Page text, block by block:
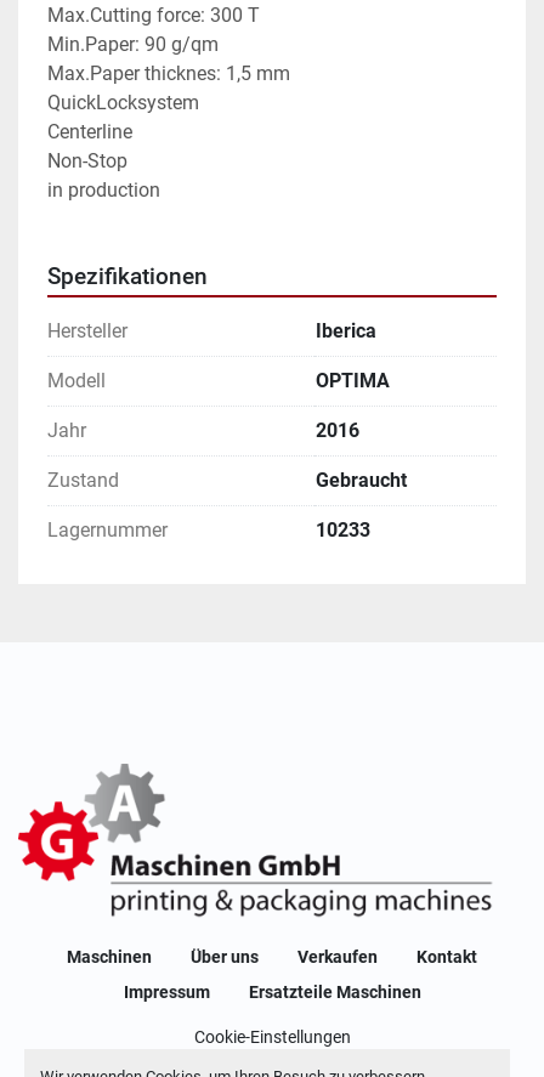
Max.Cutting force: 300 T
Min.Paper: 90 g/qm
Max.Paper thicknes: 1,5 mm
QuickLocksystem
Centerline
Non-Stop
in production
Spezifikationen
Hersteller Iberica
Modell OPTIMA
Jahr 2016
Zustand Gebraucht
Lagernummer 10233
Maschinen Über uns Verkaufen
Kontakt
Impressum
Ersatzteile Maschinen
Cookie-Einstellungen
Machinio System-Website vonMachinio